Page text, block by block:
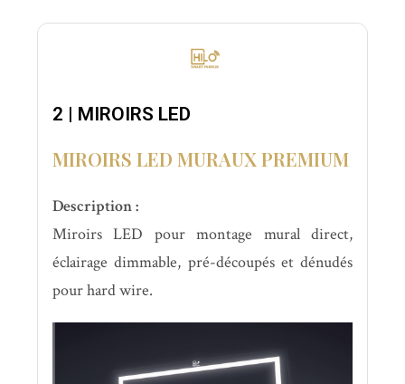
2 | MIROIRS LED
MIROIRS LED MURAUX PREMIUM
Description :
Miroirs LED pour montage mural direct,
éclairage dimmable, pré-découpés et dénudés
pour hard wire.